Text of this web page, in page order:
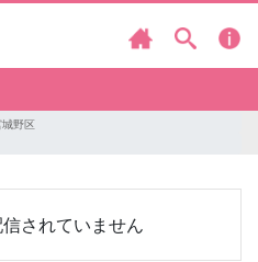
野区
されていません